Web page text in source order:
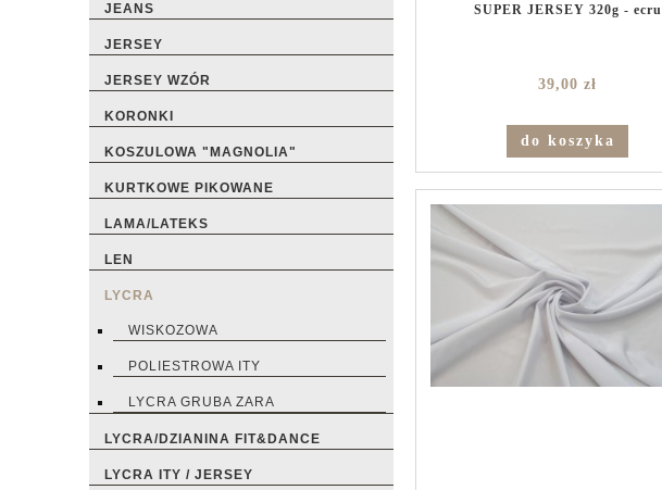
JEANS
JERSEY
JERSEY WZÓR
KORONKI
KOSZULOWA "MAGNOLIA"
KURTKOWE PIKOWANE
LAMA/LATEKS
LEN
LYCRA
WISKOZOWA
POLIESTROWA ITY
LYCRA GRUBA ZARA
LYCRA/DZIANINA FIT&DANCE
LYCRA ITY / JERSEY
SUPER JERSEY 320g - ecru
39,00 zł
do koszyka